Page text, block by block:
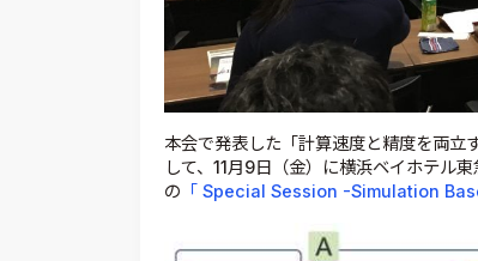
本会で発表した「計算速度と精度を両立
して、11月9日（金）に横浜ベイホテ
の 「 Special Session -Simulation